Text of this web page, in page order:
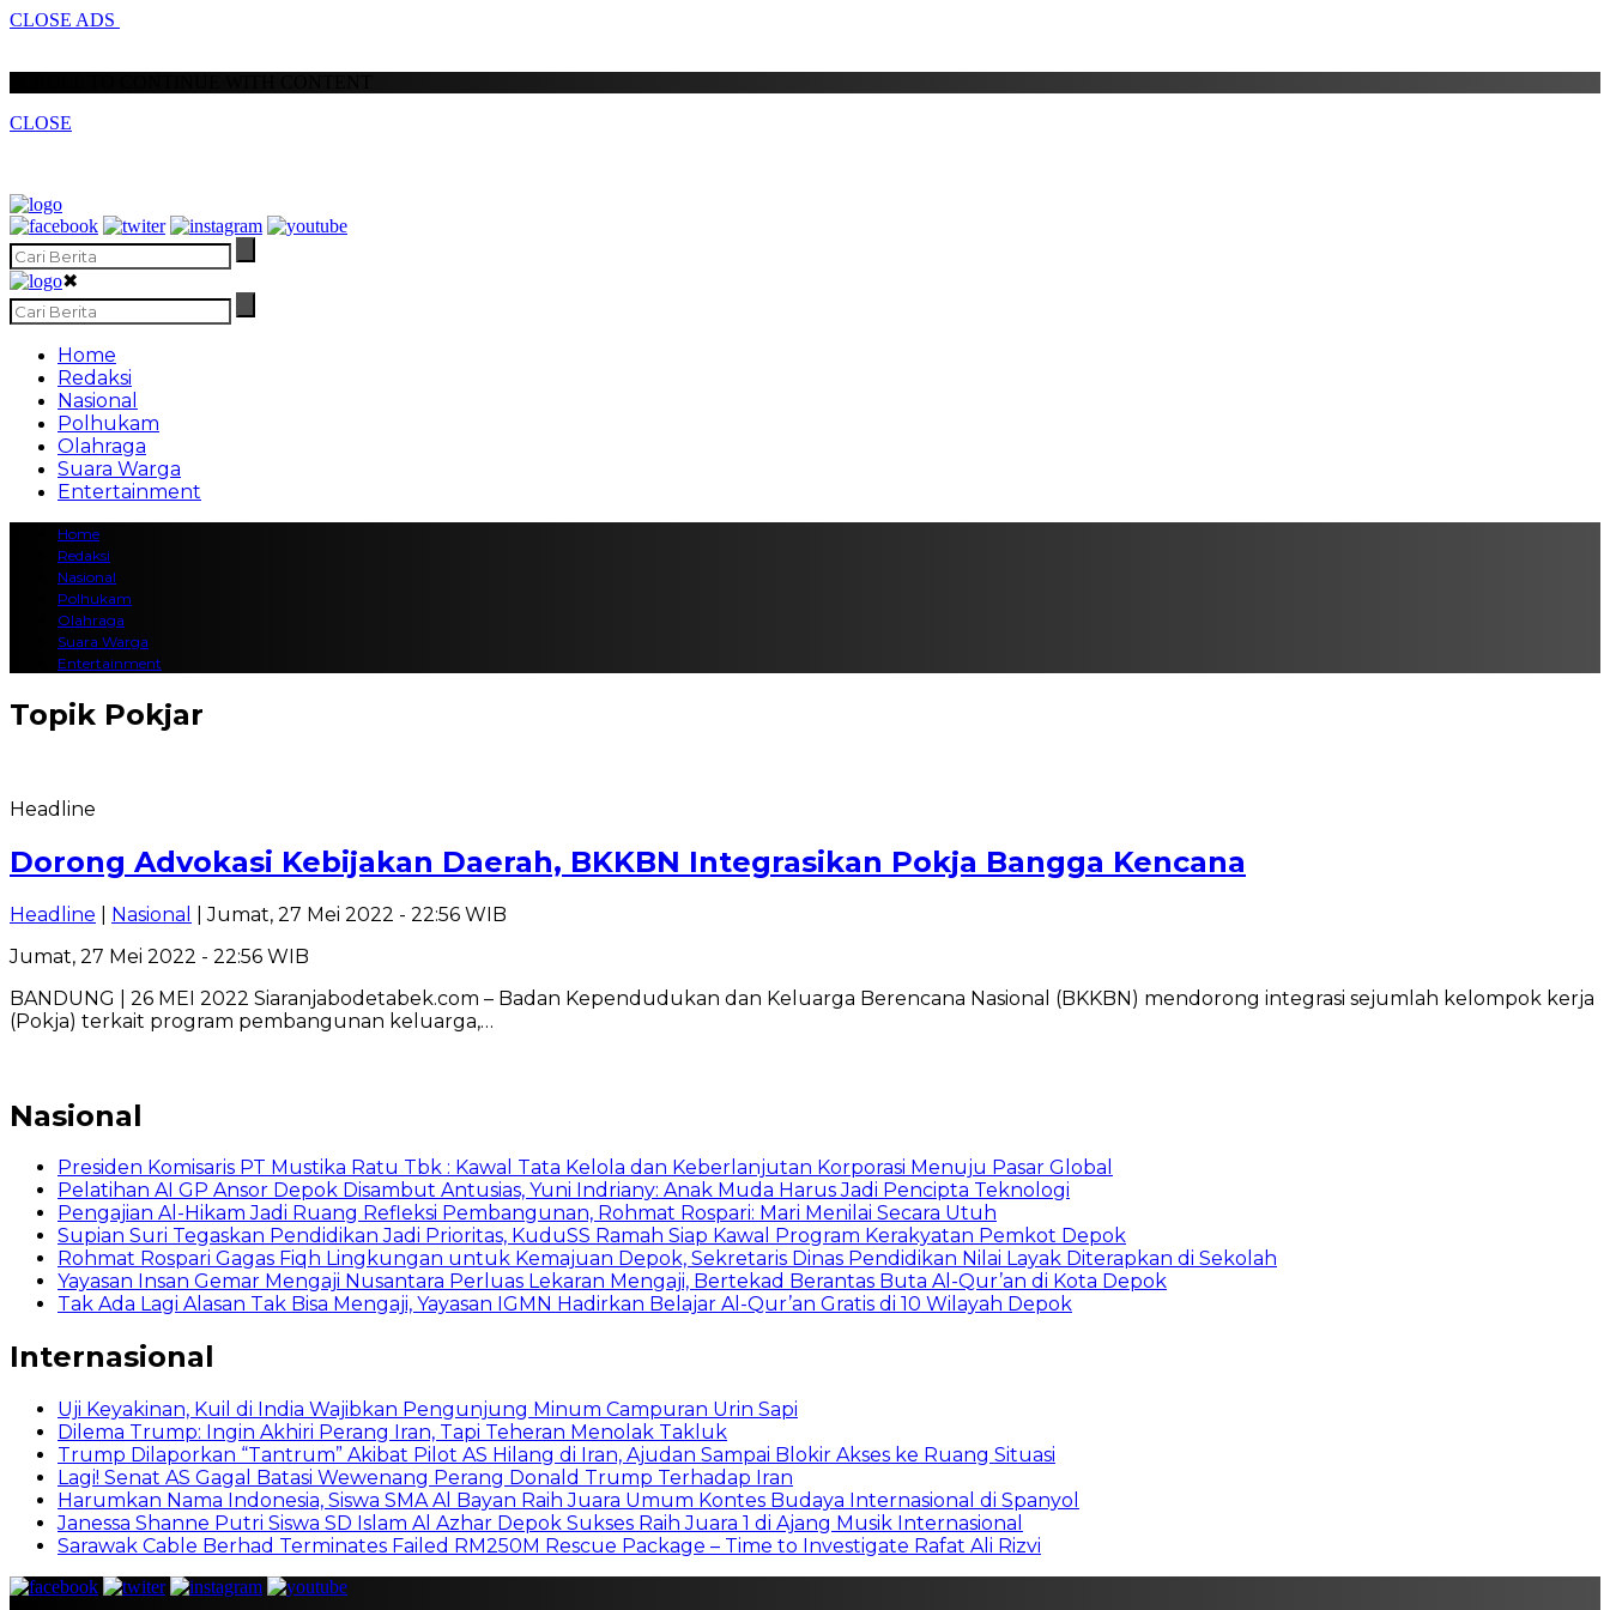
CLOSE ADS
CLOSE
✖
Home
Redaksi
Nasional
Polhukam
Olahraga
Suara Warga
Entertainment
Home
Redaksi
Nasional
Polhukam
Olahraga
Suara Warga
Entertainment
Topik Pokjar
Headline
Dorong Advokasi Kebijakan Daerah, BKKBN Integrasikan Pokja Bangga Kencana
Headline Nasional
| Jumat, 27 Mei 2022 - 22:56 WIB
Jumat, 27 Mei 2022 - 22:56 WIB
BANDUNG | 26 MEI 2022 Siaranjabodetabek.com – Badan Kependudukan dan Keluarga Berencana Nasional (BKKBN) mendorong integrasi sejumlah kelompok kerja
(Pokja) terkait program pembangunan keluarga,…
Nasional
Presiden Komisaris PT Mustika Ratu Tbk : Kawal Tata Kelola dan Keberlanjutan Korporasi Menuju Pasar Global
Pelatihan AI GP Ansor Depok Disambut Antusias, Yuni Indriany: Anak Muda Harus Jadi Pencipta Teknologi
Pengajian Al-Hikam Jadi Ruang Refleksi Pembangunan, Rohmat Rospari: Mari Menilai Secara Utuh
Supian Suri Tegaskan Pendidikan Jadi Prioritas, KuduSS Ramah Siap Kawal Program Kerakyatan Pemkot Depok
Rohmat Rospari Gagas Fiqh Lingkungan untuk Kemajuan Depok, Sekretaris Dinas Pendidikan Nilai Layak Diterapkan di Sekolah
Yayasan Insan Gemar Mengaji Nusantara Perluas Lekaran Mengaji, Bertekad Berantas Buta Al-Qur’an di Kota Depok
Tak Ada Lagi Alasan Tak Bisa Mengaji, Yayasan IGMN Hadirkan Belajar Al-Qur’an Gratis di 10 Wilayah Depok
Internasional
Uji Keyakinan, Kuil di India Wajibkan Pengunjung Minum Campuran Urin Sapi
Dilema Trump: Ingin Akhiri Perang Iran, Tapi Teheran Menolak Takluk
Trump Dilaporkan “Tantrum” Akibat Pilot AS Hilang di Iran, Ajudan Sampai Blokir Akses ke Ruang Situasi
Lagi! Senat AS Gagal Batasi Wewenang Perang Donald Trump Terhadap Iran
Harumkan Nama Indonesia, Siswa SMA Al Bayan Raih Juara Umum Kontes Budaya Internasional di Spanyol
Janessa Shanne Putri Siswa SD Islam Al Azhar Depok Sukses Raih Juara 1 di Ajang Musik Internasional
Sarawak Cable Berhad Terminates Failed RM250M Rescue Package – Time to Investigate Rafat Ali Rizvi